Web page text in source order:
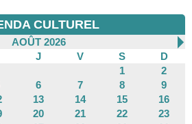
CULTUREL
AOÛT 2026
J V S
D
1
2
6 7 8
9
13 14 15
16
20 21 22
23